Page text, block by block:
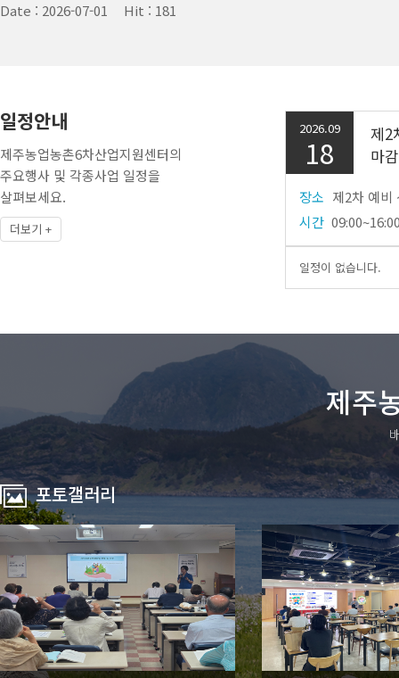
Date : 2026-07-01 Hit : 181
일정안내
제주농업농촌6차산업지원센터의
주요행사 및 각종사업 일정을
살펴보세요.
더보기 +
2026.09
18
제2
마감
장소 제2차 예비
시간
일정이 없습니다.
제주
포토갤러리